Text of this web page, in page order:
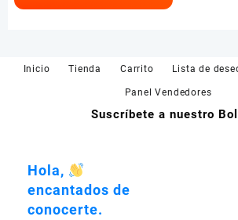
Las
elegir
página
Inicio Tienda Carrito Lista de
Panel Vendedores
Suscríbete a nuestro
Hola,
encantados de
conocerte.